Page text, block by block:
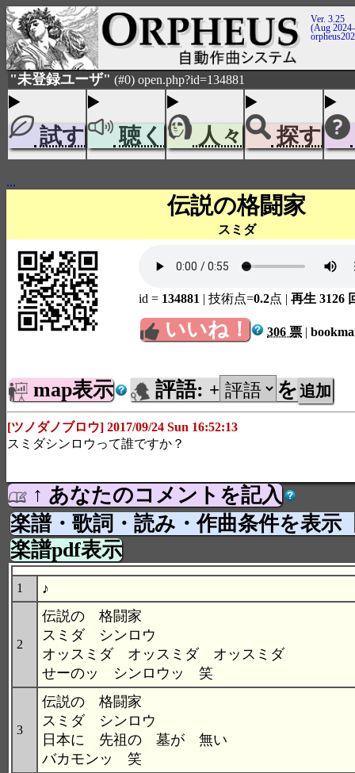
Ver. 3.25
(Aug
"未登録ユーザ" (#0) open.php?id=134881
試す 聴く 人々 探す
...
伝説の格闘家
スミダ
id = 134881 | 技術点=0.2点 | 再生 3126
いいね！ 306 票 |
map表示 評語: + を
[ツノダノブロウ] 2017/09/24 Sun 16:52:13
スミダシンロウって誰ですか？
↑ あなたのコメントを記入
楽譜・歌詞・読み・作曲条件を表示
楽譜pdf表示
1 ♪
2
伝説の 格闘家
スミダ シンロウ
オッスミダ オッスミダ オッスミダ
せーのッ シンロウッ 笑
3
伝説の 格闘家
スミダ シンロウ
日本に 先祖の 墓が 無い
バカモンッ 笑